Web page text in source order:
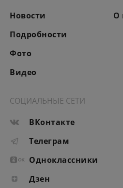
Новости
Подробности
Фото
Видео
О
СОЦИАЛЬНЫЕ СЕТИ
ВКонтакте
Телеграм
Одноклассники
Дзен